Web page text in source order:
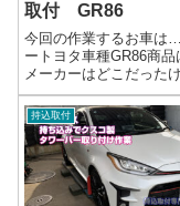
取付 GR86
今回の作業するお車は
ートヨタ車種GR86商品
メーカーはどこだった
ネットで買った車高調
み取り付けOK！理想の
手軽に実現しませんか
かく手に入れた車高調
取り付けはプロに任せ
当店なら...
持込取付